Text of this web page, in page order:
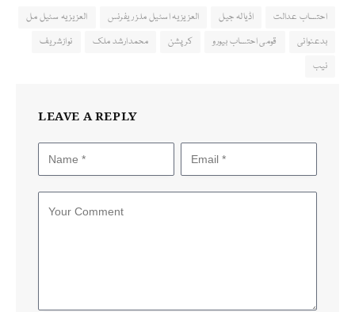
احتساب عدالت اڈیالہ جیل العزیزیہ اسٹیل ملز ریفرنس
العزیزیہ سٹیل مل
بدعنوانی
قومی احتساب بیورو کرپشن محمدارشد ملک
نوازشریف
نیب
LEAVE A REPLY